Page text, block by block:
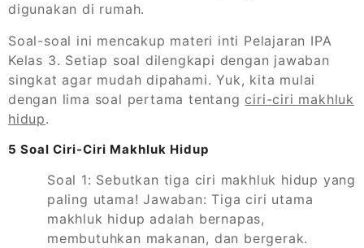
digunakan di rumah.
Soal-soal ini mencakup materi inti Pelajaran IPA
Kelas 3. Setiap soal dilengkapi dengan jawaban
singkat agar mudah dipahami. Yuk, kita mulai
dengan lima soal pertama tentang ciri-ciri makhluk
hidup.
5 Soal Ciri-Ciri Makhluk Hidup
Soal 1: Sebutkan tiga ciri makhluk hidup yang
paling utama! Jawaban: Tiga ciri utama
makhluk hidup adalah bernapas,
membutuhkan makanan, dan bergerak.